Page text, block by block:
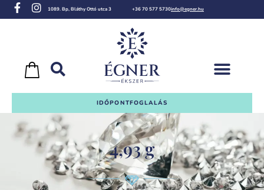
1089. Bp, Bláthy Ottó utca 3 +36 70 577 5730info@egner.hu
IDŐPONTFOGLALÁS
4,93 g